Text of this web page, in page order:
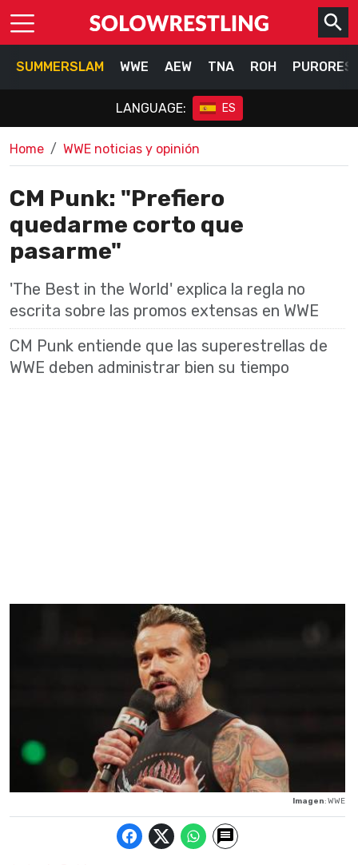
SUMMERSLAM WWE AEW TNA ROH
LANGUAGE: ES
Home WWE noticias y opinión
CM Punk: "Prefiero
quedarme corto que
pasarme"
'The Best in the World' explica la regla no
escrita sobre las promos extensas en WWE
CM Punk entiende que las superestrellas de
WWE deben administrar bien su tiempo
Imagen: WWE